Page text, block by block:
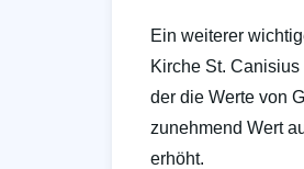
Ein weiterer
Kirche St.
der die Werte von
zunehmend Wert
erhöht.